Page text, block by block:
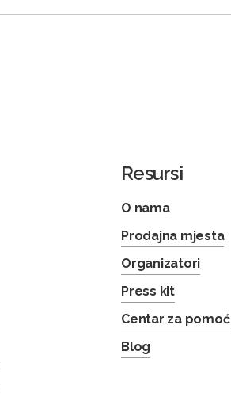
Resursi
O nama
Prodajna mjesta
Organizatori
Press kit
Centar za pomoć
Blog